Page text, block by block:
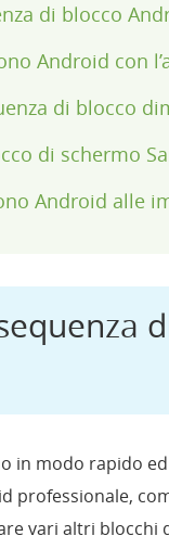
di blocco
Android con
di blocco
di schermo
Android alle
in modo rapido
professionale,
vari altri